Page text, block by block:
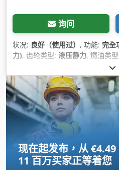
询问
状况: 良好（使用过） , 功能: 完全
力), 齿轮类型: 液压静力, 燃油类
现在起发布，从 €4.49
11 百万买家正等着您